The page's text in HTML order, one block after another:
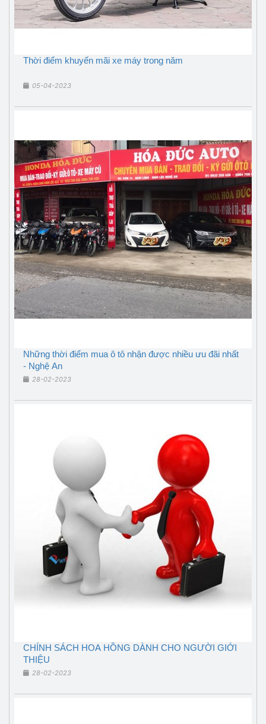
Thời điểm khuyến mãi xe máy trong năm
05-04-2023
Những thời điểm mua ô tô nhận được nhiều ưu đãi nhất
- Nghệ An
28-02-2023
CHÍNH SÁCH HOA HỒNG DÀNH CHO NGƯỜI GIỚI
THIỆU
28-02-2023